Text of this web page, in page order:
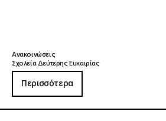
Ανακοινώσεις
Σχολεία Δεύτερης Ευκαιρίας
Περισσότερα